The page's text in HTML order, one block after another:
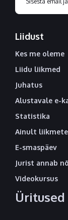
Liidust
Kes me oleme
Liidu liikmed
Juhatus
Alustavale e-
Statistika
Ainult
E-smaspäev
Jurist annab
Videokursus
Üritused